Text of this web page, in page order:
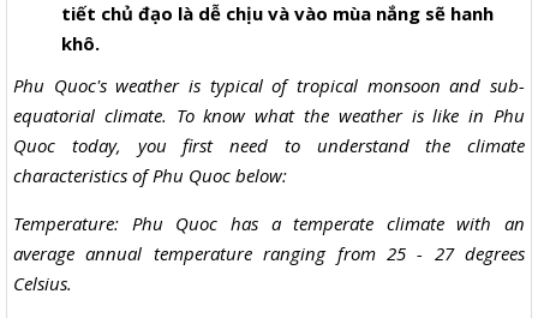
tiết chủ đạo là dễ chịu và vào mùa nắng sẽ hanh
khô.
Phu Quoc's weather is typical of tropical monsoon and sub-
equatorial climate. To know what the weather is like in Phu
Quoc today, you first need to understand the climate
characteristics of Phu Quoc below:
Temperature: Phu Quoc has a temperate climate with an
average annual temperature ranging from 25 - 27 degrees
Celsius.